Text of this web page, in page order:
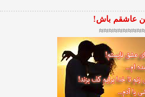
عاشقم باش!